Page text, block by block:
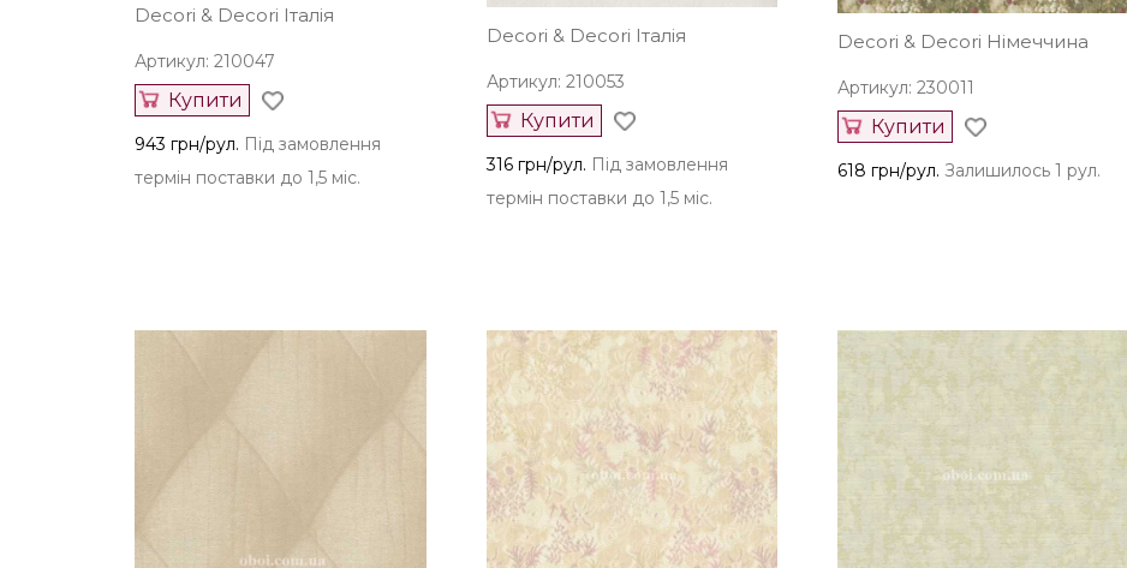
Decori & Decori Італія
Артикул: 210047
Купити
943 грн/рул. Під замовлення
термін поставки до 1,5 міс.
Decori & Decori Італія
Артикул: 210053
Купити
316 грн/рул. Під замовлення
термін поставки до 1,5 міс.
Decori & Decori Німеччина
Артикул: 230011
Купити
618 грн/рул. Залишилось 1 рул.